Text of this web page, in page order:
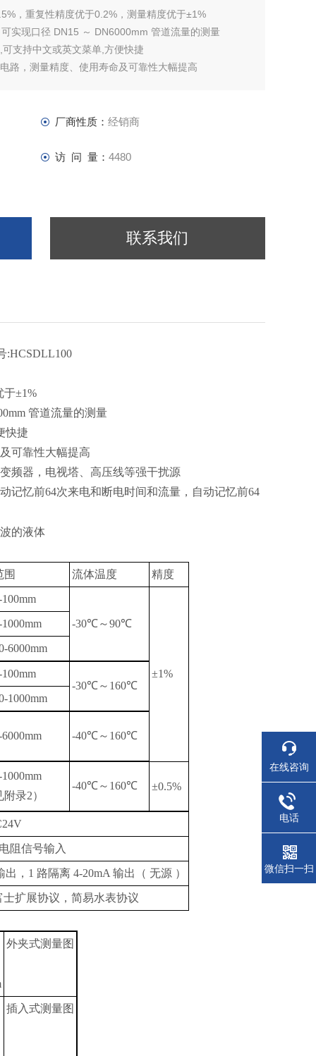
，重复性精度优于0.2%，测量精度优于±1%
实现口径 DN15 ～ DN6000mm 管道流量的测量
支持中文或英文菜单,方便快捷
路，测量精度、使用寿命及可靠性大幅提高
厂商性质： 经销商
访 问 量： 4480
联系我们
:HCSDLL100
于±1%
管道流量的测量
快捷
可靠性大幅提高
频器，电视塔、高压线等强干扰源
记忆前64次来电和断电时间和流量，自动记忆前64
的液体
围 流体温度 精度
100mm
-30℃～90℃
±1%
1000mm
-6000mm
100mm
-30℃～ 160℃
-1000mm
6000mm -40℃～ 160℃
1000mm
附录2）
-40℃～ 160℃ ±0.5%
电阻信号输入
出， 1 路隔离 4-20mA 输出 （ 无源 ）
士扩展协议，简易水表协议
外夹式测量图
插入式测量图
在线咨询
电话
微信扫一扫